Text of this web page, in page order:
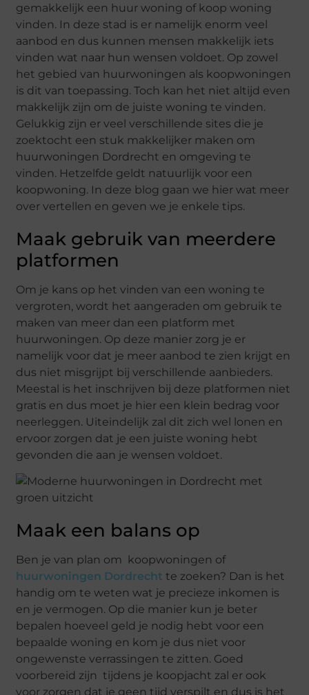
gemakkelijk een huur woning of koop woning
vinden. In deze stad is er namelijk enorm veel
aanbod en dus kunnen mensen makkelijk iets
vinden wat naar hun wensen voldoet. Op zowel
het gebied van huurwoningen als koopwoningen
is dit van toepassing. Toch kan het niet altijd even
makkelijk zijn om de juiste woning te vinden.
Gelukkig zijn er veel verschillende sites die je
zoektocht een stuk makkelijker maken om
huurwoningen Dordrecht en omgeving te
vinden. Hetzelfde geldt natuurlijk voor een
koopwoning. In deze blog gaan we hier wat meer
over vertellen en geven we je enkele tips.
Maak gebruik van meerdere
platformen
Om je kans op het vinden van een woning te
vergroten, wordt het aangeraden om gebruik te
maken van meer dan een platform met
huurwoningen. Op deze manier zorg je er
namelijk voor dat je meer aanbod te zien krijgt en
dus niet misgrijpt bij verschillende aanbieders.
Meestal is het inschrijven bij deze platformen niet
gratis en dus moet je hier een klein bedrag voor
neerleggen. Uiteindelijk zal dit zich wel lonen en
ervoor zorgen dat je een juiste woning hebt
gevonden die aan je wensen voldoet.
Maak een balans op
Ben je van plan om koopwoningen of
huurwoningen Dordrecht te zoeken? Dan is het
handig om te weten wat je precieze inkomen is
en je vermogen. Op die manier kun je beter
bepalen hoeveel geld je nodig hebt voor een
bepaalde woning en kom je dus niet voor
ongewenste verrassingen te zitten. Goed
voorbereid zijn tijdens je koopjacht zal er ook
voor zorgen dat je geen tijd verspilt en dus is het